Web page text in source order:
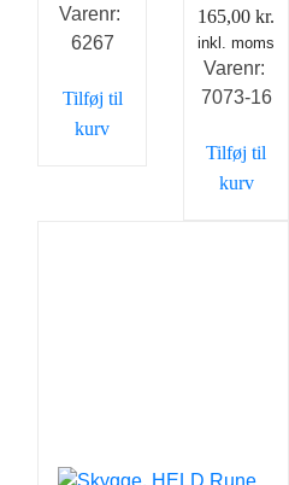
Varenr:
6267
Tilføj til
kurv
165,00 kr.
inkl. moms
Varenr:
7073-16
Tilføj til
kurv